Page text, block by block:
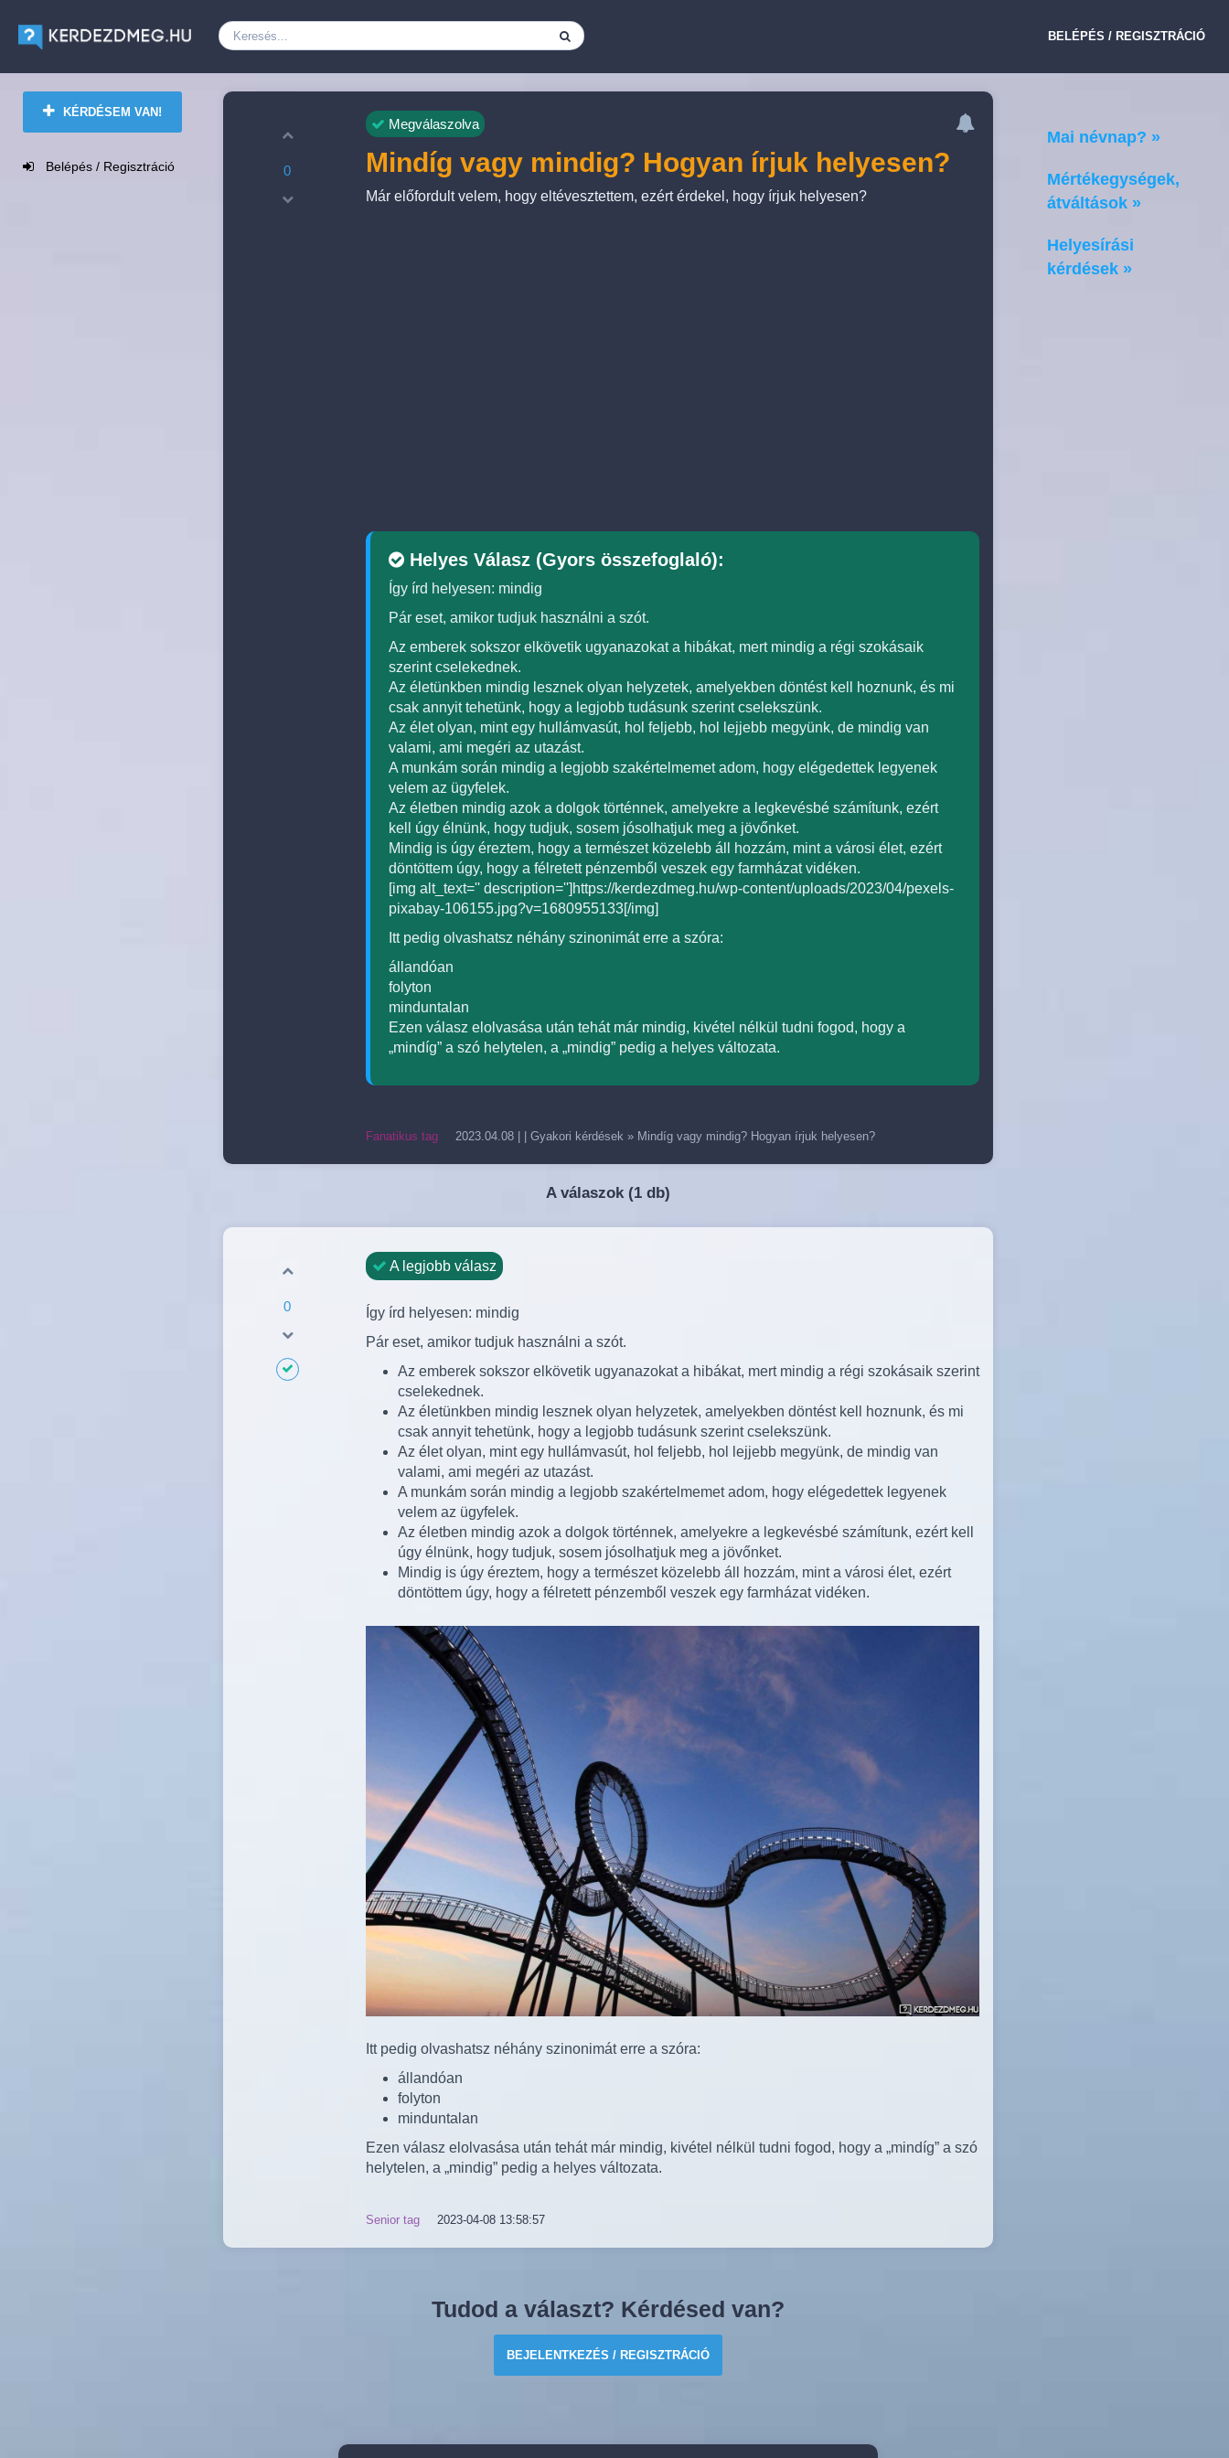
BELÉPÉS / REGISZTRÁCIÓ
KÉRDÉSEM VAN!
Belépés / Regisztráció 0
Megválaszolva
Mindíg vagy mindig? Hogyan írjuk helyesen?
Már előfordult velem, hogy eltévesztettem, ezért érdekel, hogy írjuk helyesen?
Helyes Válasz (Gyors összefoglaló):
Így írd helyesen: mindig
Pár eset, amikor tudjuk használni a szót.
Az emberek sokszor elkövetik ugyanazokat a hibákat, mert mindig a régi szokásaik
szerint cselekednek.
Az életünkben mindig lesznek olyan helyzetek, amelyekben döntést kell hoznunk, és mi
csak annyit tehetünk, hogy a legjobb tudásunk szerint cselekszünk.
Az élet olyan, mint egy hullámvasút, hol feljebb, hol lejjebb megyünk, de mindig van
valami, ami megéri az utazást.
A munkám során mindig a legjobb szakértelmemet adom, hogy elégedettek legyenek
velem az ügyfelek.
Az életben mindig azok a dolgok történnek, amelyekre a legkevésbé számítunk, ezért
kell úgy élnünk, hogy tudjuk, sosem jósolhatjuk meg a jövőnket.
Mindig is úgy éreztem, hogy a természet közelebb áll hozzám, mint a városi élet, ezért
döntöttem úgy, hogy a félretett pénzemből veszek egy farmházat vidéken.
[img alt_text='' description='']https://kerdezdmeg.hu/wp-content/uploads/2023/04/pexels-
pixabay-106155.jpg?v=1680955133[/img]
Itt pedig olvashatsz néhány szinonimát erre a szóra:
állandóan
folyton
minduntalan
Ezen válasz elolvasása után tehát már mindig, kivétel nélkül tudni fogod, hogy a
„mindíg” a szó helytelen, a „mindig” pedig a helyes változata.
Fanatikus tag 2023.04.08 Gyakori kérdések » Mindíg vagy mindig? Hogyan írjuk helyesen?
A válaszok (1 db)
0
A legjobb válasz
Így írd helyesen: mindig
Pár eset, amikor tudjuk használni a szót.
Az emberek sokszor elkövetik ugyanazokat a hibákat, mert mindig a régi szokásaik szerint
cselekednek.
Az életünkben mindig lesznek olyan helyzetek, amelyekben döntést kell hoznunk, és mi
csak annyit tehetünk, hogy a legjobb tudásunk szerint cselekszünk.
Az élet olyan, mint egy hullámvasút, hol feljebb, hol lejjebb megyünk, de mindig van
valami, ami megéri az utazást.
A munkám során mindig a legjobb szakértelmemet adom, hogy elégedettek legyenek
velem az ügyfelek.
Az életben mindig azok a dolgok történnek, amelyekre a legkevésbé számítunk, ezért kell
úgy élnünk, hogy tudjuk, sosem jósolhatjuk meg a jövőnket.
Mindig is úgy éreztem, hogy a természet közelebb áll hozzám, mint a városi élet, ezért
döntöttem úgy, hogy a félretett pénzemből veszek egy farmházat vidéken.
Itt pedig olvashatsz néhány szinonimát erre a szóra:
állandóan
folyton
minduntalan
Ezen válasz elolvasása után tehát már mindig, kivétel nélkül tudni fogod, hogy a „mindíg” a szó
helytelen, a „mindig” pedig a helyes változata.
Senior tag 2023-04-08 13:58:57
Tudod a választ? Kérdésed van?
BEJELENTKEZÉS / REGISZTRÁCIÓ
Mai névnap? »
Mértékegységek,
átváltások »
Helyesírási
kérdések »